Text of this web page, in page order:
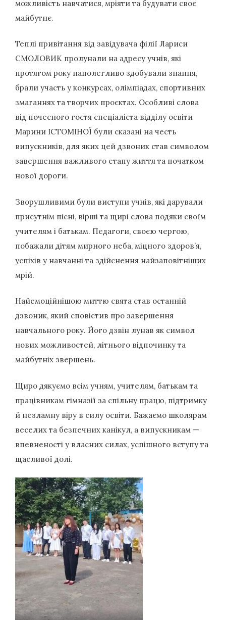
можливість навчатися, мріяти та будувати своє
майбутнє.
Теплі привітання від завідувача філії Лариси
СМОЛОВИК пролунали на адресу учнів, які
протягом року наполегливо здобували знання,
брали участь у конкурсах, олімпіадах, спортивних
змаганнях та творчих проєктах. Особливі слова
від почесного гостя спеціаліста відділу освіти
Марини ІСТОМІНОЇ були сказані на честь
випускників, для яких цей дзвоник став символом
завершення важливого етапу життя та початком
нової дороги.
Зворушливими були виступи учнів, які дарували
присутнім пісні, вірші та щирі слова подяки своїм
учителям і батькам. Педагоги, своєю чергою,
побажали дітям мирного неба, міцного здоров’я,
успіхів у навчанні та здійснення найзаповітніших
мрій.
Найемоційнішою миттю свята став останній
дзвоник, який сповістив про завершення
навчального року. Його дзвін лунав як символ
нових можливостей, літнього відпочинку та
майбутніх звершень.
Щиро дякуємо всім учням, учителям, батькам та
працівникам гімназії за спільну працю, підтримку
й незламну віру в силу освіти. Бажаємо школярам
веселих та безпечних канікул, а випускникам —
впевненості у власних силах, успішного вступу та
щасливої долі.